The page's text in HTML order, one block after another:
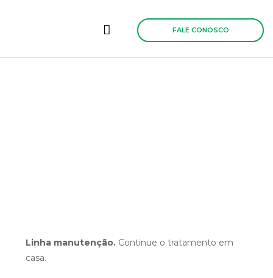
FALE CONOSCO
Linha manutenção. Continue o tratamento em
casa.